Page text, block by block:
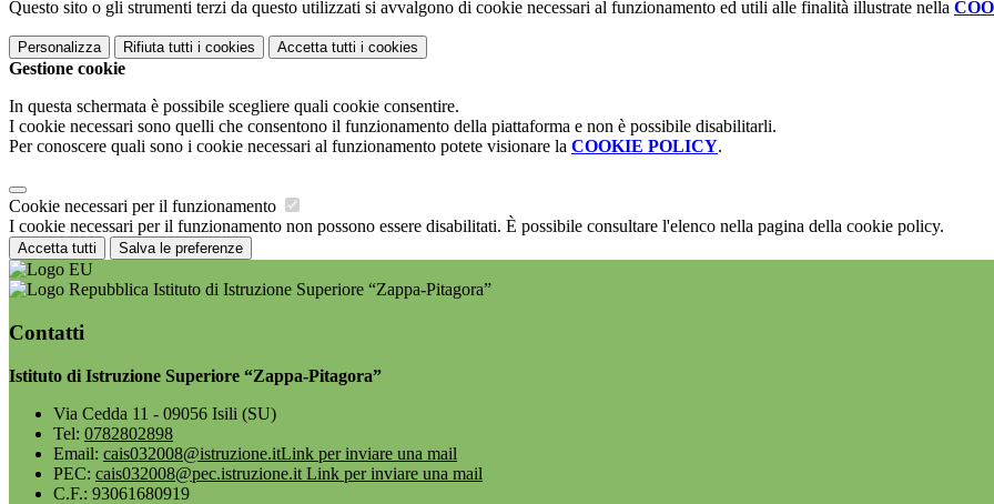
Questo sito o gli strumenti terzi da questo utilizzati si avvalgono di cookie necessari al funzionamento ed utili alle finalità illustrate nella
Personalizza Rifiuta tutti i cookies Accetta tutti i cookies
Gestione cookie
In questa schermata è possibile scegliere quali cookie consentire.
I cookie necessari sono quelli che consentono il funzionamento della piattaforma e non è possibile disabilitarli.
Per conoscere quali sono i cookie necessari al funzionamento potete visionare la COOKIE POLICY.
Cookie necessari per il funzionamento
I cookie necessari per il funzionamento non possono essere disabilitati. È possibile consultare l'elenco nella pagina della cookie policy.
Accetta tutti Salva le preferenze
Istituto di Istruzione Superiore “Zappa-Pitagora”
Contatti
Istituto di Istruzione Superiore “Zappa-Pitagora”
Via Cedda 11 - 09056 Isili (SU)
Tel: 0782802898
Email: cais032008@istruzione.itLink per inviare una mail
PEC: cais032008@pec.istruzione.it Link per inviare una mail
C.F.: 93061680919